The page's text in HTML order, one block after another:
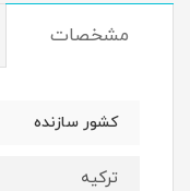
مشخصات
کشور سازنده
ترکیه